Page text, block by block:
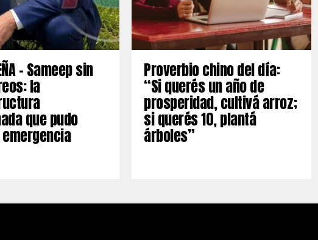
– Sameep sin
la
que pudo
Proverbio chino del día:
“Si querés un año de
prosperidad, cultivá arroz;
si querés 10, plantá
árboles”